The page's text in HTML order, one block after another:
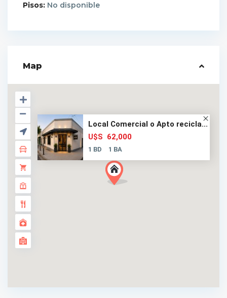
Pisos: No disponible
Map
Local Comercial o Apto recicla...
U$S 62,000
1 BD 1 BA